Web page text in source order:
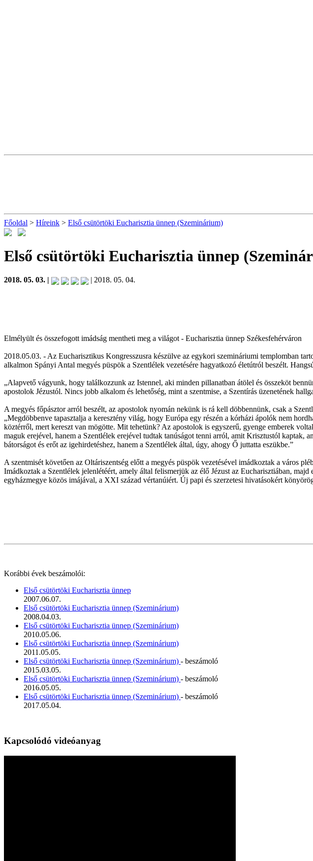
Főoldal > Híreink > Első csütörtöki Eucharisztia ünnep (Szeminárium)
Első csütörtöki Eucharisztia ünnep
2018. 05. 03. | | 2018. 05. 04.
Elmélyült és összefogott imádság mentheti meg a világot - Eucharisztia ünnep Székesfehérváron
2018.05.03. - Az Eucharisztikus Kongresszusra készülve az egykori szemináriumi templomban
alkalmon Spányi Antal megyés püspök a Szentlélek vezetésére hagyatkozó életútról beszélt.
„Alapvető vágyunk, hogy találkozzunk az Istennel, aki minden pillanatban átölel és összeköt
apostolok Jézustól. Nincs jobb alkalom és lehetőség, mint a szentmise, a Szentírás üzenetének
A megyés főpásztor arról beszélt, az apostolok nyomán nekünk is rá kell döbbennünk, csak a
„Megdöbbenve tapasztalja a keresztény világ, hogy Európa egy részén a kórházi ápolók nem
köztérről, mert kereszt van mögötte. Mit tehetünk? Az apostolok is egyszerű, gyenge emberek
maguk erejével, hanem a Szentlélek erejével tudtak tanúságot tenni arról, amit Krisztustól kaptak,
bátorságot és erőt az igehirdetéshez, hanem a Szentlélek által, úgy, ahogy Ő juttatta eszükbe.”
A szentmisét követően az Oltáriszentség előtt a megyés püspök vezetésével imádkoztak a város
Imádkoztak a Szentlélek jelenlétéért, amely által felismerjük az élő Jézust az Eucharisztiában,
egyházmegye közös imájával, a XXI század vértanúiért. Új papi és szerzetesi hivatásokért
Korábbi évek beszámolói:
Első csütörtöki Eucharisztia ünnep
2007.06.07.
Első csütörtöki Eucharisztia ünnep (Szeminárium)
2008.04.03.
Első csütörtöki Eucharisztia ünnep (Szeminárium)
2010.05.06.
Első csütörtöki Eucharisztia ünnep (Szeminárium)
2011.05.05.
Első csütörtöki Eucharisztia ünnep (Szeminárium) - beszámoló
2015.03.05.
Első csütörtöki Eucharisztia ünnep (Szeminárium) - beszámoló
2016.05.05.
Első csütörtöki Eucharisztia ünnep (Szeminárium) - beszámoló
2017.05.04.
Kapcsolódó videóanyag